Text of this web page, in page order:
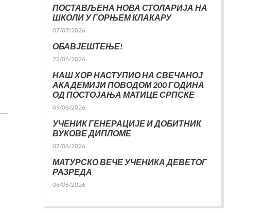
ПОСТАВЉЕНА НОВА СТОЛАРИЈА НА
ШКОЛИ У ГОРЊЕМ КЛАКАРУ
07/07/2026
ОБАВЈЕШТЕЊЕ!
22/06/2026
НАШ ХОР НАСТУПИО НА СВЕЧАНОЈ
АКАДЕМИЈИ ПОВОДОМ 200 ГОДИНА
ОД ПОСТОЈАЊА МАТИЦЕ СРПСКЕ
09/06/2026
УЧЕНИК ГЕНЕРАЦИЈЕ И ДОБИТНИК
ВУКОВЕ ДИПЛОМЕ
07/06/2026
МАТУРСКО ВЕЧЕ УЧЕНИКА ДЕВЕТОГ
РАЗРЕДА
06/06/2026